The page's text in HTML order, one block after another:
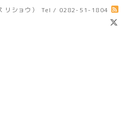
ショウ） Tel / 0282-51-1804